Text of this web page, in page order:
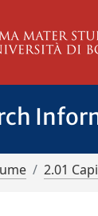
2.01